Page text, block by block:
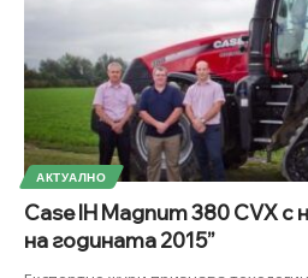
АКТУАЛНО
Case IH Magnum 380 CVX
на годината 2015”